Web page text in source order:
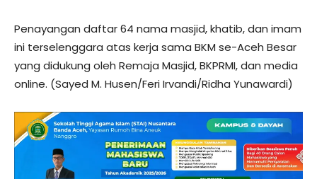
Penayangan daftar 64 nama masjid, khatib, dan imam
ini terselenggara atas kerja sama BKM se-Aceh Besar
yang didukung oleh Remaja Masjid, BKPRMI, dan media
online. (Sayed M. Husen/Feri Irvandi/Ridha Yunawardi)